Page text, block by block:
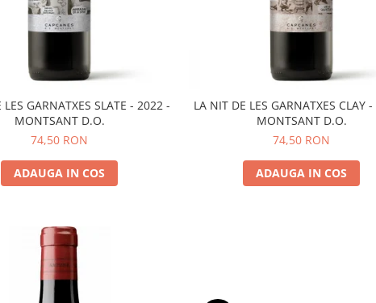
GARNATXES SLATE - 2022 -
MONTSANT D.O.
74,50 RON
ADAUGA IN COS
LA NIT DE LES GARNATXES CLAY
MONTSANT D.O.
74,50 RON
ADAUGA IN COS